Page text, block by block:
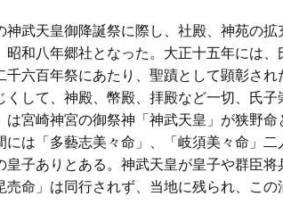
神武天皇御降誕祭に際し、社殿、神苑の
昭和八年郷社となった。大正十五年には
千六百年祭にあたり、聖蹟として顕彰さ
して、神殿、幣殿、拝殿など一切、氏子
は宮崎神宮の御祭神「神武天皇」が狭野
には「多藝志美々命」、「岐須美々命」
皇子ありとある。神武天皇が皇子や群臣
売命」は同行されず、当地に残られ、こ